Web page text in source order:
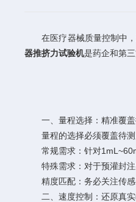
在医疗器械质量控制中，
器推挤力试验机是药企和第
一、量程选择：精准覆盖
量程的选择必须覆盖待测
常规需求：针对
特殊需求：对于预灌封注
精度匹配：务必关注传感
二、速度控制：还原真实